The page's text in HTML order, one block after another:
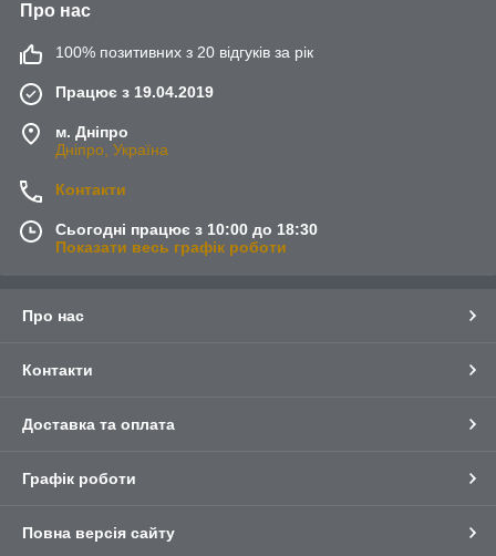
Про нас
100% позитивних з 20 відгуків за рік
Працює з 19.04.2019
м. Дніпро
Дніпро, Україна
Контакти
Сьогодні працює з 10:00 до 18:30
Показати весь графік роботи
Про нас
Контакти
Доставка та оплата
Графік роботи
Повна версія сайту